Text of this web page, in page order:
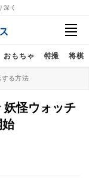
深く
おもちゃ 特撮 将棋
る方法
怪ウォッチ